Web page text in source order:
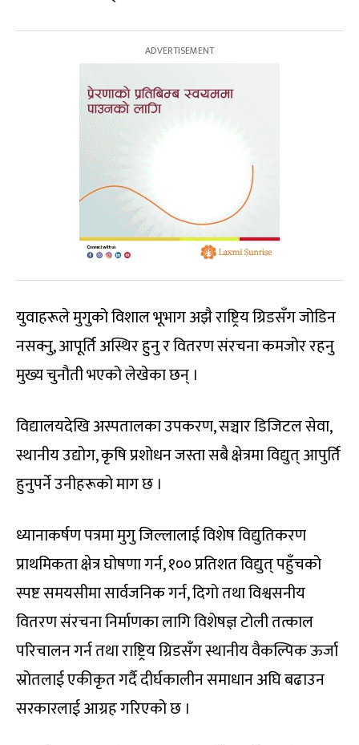
युवाहरूले मुगुको विशाल भूभाग अझै राष्ट्रिय ग्रिडसँग जोडिन
नसक्नु, आपूर्ति अस्थिर हुनु र वितरण संरचना कमजोर रहनु
मुख्य चुनौती भएको लेखेका छन् ।
विद्यालयदेखि अस्पतालका उपकरण, सञ्चार डिजिटल सेवा,
स्थानीय उद्योग, कृषि प्रशोधन जस्ता सबै क्षेत्रमा विद्युत् आपुर्ति
हुनुपर्ने उनीहरूको माग छ ।
ध्यानाकर्षण पत्रमा मुगु जिल्लालाई विशेष विद्युतिकरण
प्राथमिकता क्षेत्र घोषणा गर्न, १०० प्रतिशत विद्युत् पहुँचको
स्पष्ट समयसीमा सार्वजनिक गर्न, दिगो तथा विश्वसनीय
वितरण संरचना निर्माणका लागि विशेषज्ञ टोली तत्काल
परिचालन गर्न तथा राष्ट्रिय ग्रिडसँग स्थानीय वैकल्पिक ऊर्जा
स्रोतलाई एकीकृत गर्दै दीर्घकालीन समाधान अघि बढाउन
सरकारलाई आग्रह गरिएको छ ।